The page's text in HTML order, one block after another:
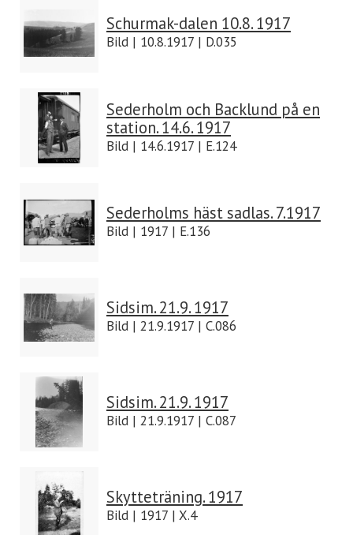
Schurmak-dalen 10.8. 1917
Bild | 10.8.1917 | D.035
Sederholm och Backlund på en
station. 14.6. 1917
Bild | 14.6.1917 | E.124
Sederholms häst sadlas. 7.1917
Bild | 1917 | E.136
Sidsim. 21.9. 1917
Bild | 21.9.1917 | C.086
Sidsim. 21.9. 1917
Bild | 21.9.1917 | C.087
Skytteträning. 1917
Bild | 1917 | X.4